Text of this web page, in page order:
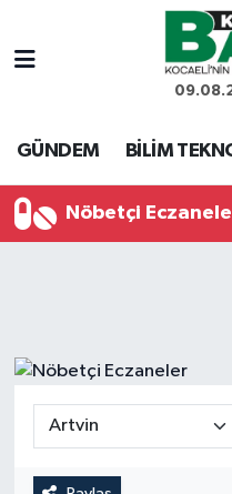
GÜNDEM BİLİM
Nöbetçi
Kocaeli Nöbetçi
Kocaeli Hava
Son Dakika
Haber Arşivi